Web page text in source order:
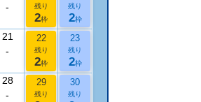
-
残り
2枠
残り
2枠
21
-
22
残り
2枠
23
残り
2枠
28
-
29
残り
30
残り